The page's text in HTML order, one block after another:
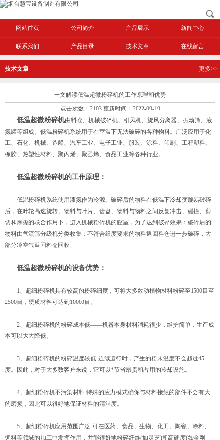
网站首页 公司简介 产品展示 新闻中心
联系我们 产品目录 技术文章 在线留言
技术文章 更多>>
一文解读低温超微粉碎机的工作原理和优势
点击次数：2103 更新时间：2022-09-19
低温超微粉碎机由料仓、机械破碎机、引风机、旋风分离器、振动筛、液
氮罐等组成。低温粉碎机系统用于在室温下无法破碎的各种物料。广泛应用于化
工、石化、机械、造船、汽车工业、电子工业、服装、涂料、印刷、工程塑料、
橡胶、热塑性材料、聚丙烯、聚乙烯、食品工业等各种行业。
低温超微粉碎机的工作原理：
低温粉碎机系统使用液氮作为冷源。破碎后的物料在低温下冷却变脆易破碎
后，在叶轮高速旋转、物料与叶片、齿盘、物料与物料之间反复冲击、碰撞、剪
切和摩擦的联合作用下，进入机械粉碎机的腔室，为了达到破碎效果：破碎后的
物料由气流筛分级机分类收集：不符合细度要求的物料返回料仓进一步破碎，大
部分冷空气返回料仓回收。
低温超微粉碎机的设备优势：
1、超细粉碎机具有较高的粉碎细度，可将大多数动植物材料粉碎至1500目至
2500目，硬质材料可达到10000目。
2、超细粉碎机的粉碎成本低——机器本身材料消耗很少，维护简单，生产成
本可以大大降低。
3、超细粉碎机的粉碎温度较低-连续运行时，产生的粉末温度不会超过45
度。因此，对于大多数客户来说，它可以*节省昂贵和占用的冷却设施。
4、超细粉碎机不污染材料-特殊的应力模式确保与材料接触的部件不会有大
的磨损，因此可以很好地保证材料的清洁度。
5、超细粉碎机应用范围广泛-可在医药、食品、生物、化工、陶瓷、涂料、
饲料等领域的加工中发挥作用，并能很好地粉碎纤维(如灵芝)和高硬度(如金刚